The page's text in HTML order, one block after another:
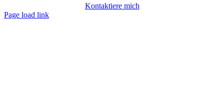
Kontaktiere mich
Page load link